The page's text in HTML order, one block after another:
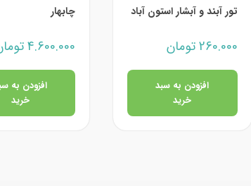
تور آبند و آبشار استون آباد
260.000تومان
افزودن به سبد
خرید
چابهار
4.600.000
افزودن به
خرید